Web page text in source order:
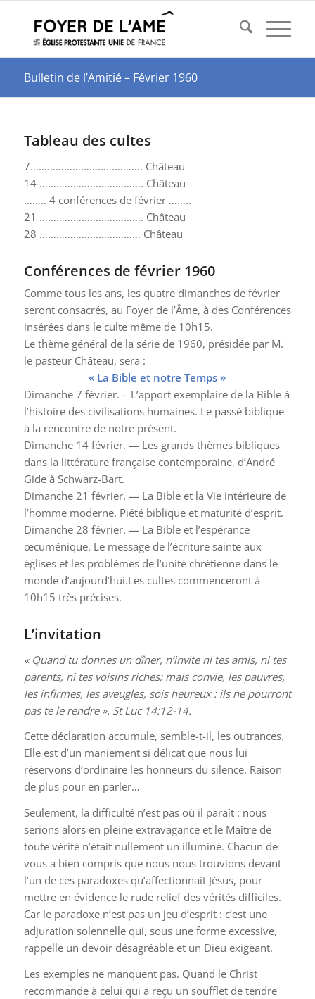
Bulletin de l’Amitié – Février 1960
Tableau des cultes
7…………………………………. Château
14 ………………………………. Château
…….. 4 conférences de février ……..
21 ………………………………. Château
28 ……………………………… Château
Conférences de février 1960
Comme tous les ans, les quatre dimanches de février
seront consacrés, au Foyer de l’Âme, à des Conférences
insérées dans le culte même de 10h15.
Le thème général de la série de 1960, présidée par M.
le pasteur Château, sera :
« La Bible et notre Temps »
Dimanche 7 février. – L’apport exemplaire de la Bible à
l’histoire des civilisations humaines. Le passé biblique
à la rencontre de notre présent.
Dimanche 14 février. — Les grands thèmes bibliques
dans la littérature française contemporaine, d’André
Gide à Schwarz-Bart.
Dimanche 21 février. — La Bible et la Vie intérieure de
l’homme moderne. Piété biblique et maturité d’esprit.
Dimanche 28 février. — La Bible et l’espérance
œcuménique. Le message de l’écriture sainte aux
églises et les problèmes de l’unité chrétienne dans le
monde d’aujourd’hui.Les cultes commenceront à
10h15 très précises.
L’invitation
« Quand tu donnes un dîner, n’invite ni tes amis, ni tes
parents, ni tes voisins riches; mais convie, les pauvres,
les infirmes, les aveugles, sois heureux : ils ne pourront
pas te le rendre ». St Luc 14:12-14.
Cette déclaration accumule, semble-t-il, les outrances.
Elle est d’un maniement si délicat que nous lui
réservons d’ordinaire les honneurs du silence. Raison
de plus pour en parler…
Seulement, la difficulté n’est pas où il paraît : nous
serions alors en pleine extravagance et le Maître de
toute vérité n’était nullement un illuminé. Chacun de
vous a bien compris que nous nous trouvions devant
l’un de ces paradoxes qu’affectionnait Jésus, pour
mettre en évidence le rude relief des vérités difficiles.
Car le paradoxe n’est pas un jeu d’esprit : c’est une
adjuration solennelle qui, sous une forme excessive,
rappelle un devoir désagréable et un Dieu exigeant.
Les exemples ne manquent pas. Quand le Christ
recommande à celui qui a reçu un soufflet de tendre